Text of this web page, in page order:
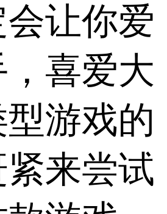
让你爱
喜爱大
游戏的
来尝试